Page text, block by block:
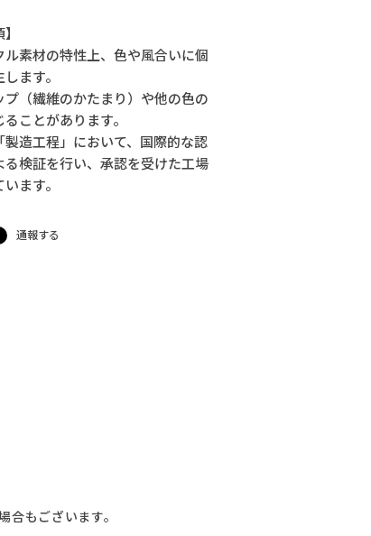
ル素材の特性上、色や風合いに個
ます。
プ（繊維のかたまり）や他の色の
ことがあります。
製造工程」において、国際的な認
る検証を行い、承認を受けた工場
ます。
通報する
もございます。